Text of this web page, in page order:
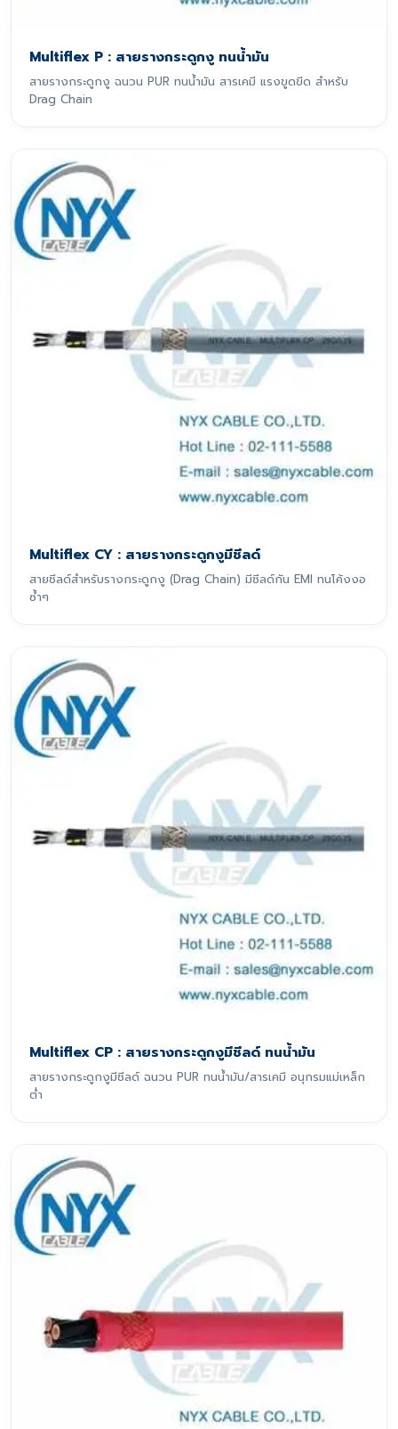
Multiflex P : สายรางกระดูกงู ทนน้ำมัน
สายรางกระดูกงู ฉนวน PUR ทนน้ำมัน สารเคมี แรงขูดขีด สำหรับ
Drag Chain
Multiflex CY : สายรางกระดูกงูมีชีลด์
สายชีลด์สำหรับรางกระดูกงู (Drag Chain) มีชีลด์กัน EMI ทนโค้งงอ
ซ้ำๆ
Multiflex CP : สายรางกระดูกงูมีชีลด์ ทนน้ำมัน
สายรางกระดูกงูมีชีลด์ ฉนวน PUR ทนน้ำมัน/สารเคมี อนุกรมแม่เหล็ก
ต่ำ